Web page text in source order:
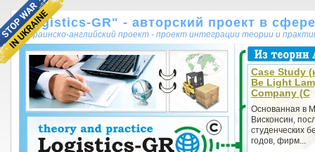
"Logistics-GR" - авторский проект в
украинско-английский проект - проект интеграции теории и
Case Study
Be Light
Company (C
Основанная в
Висконсин,
студенческих
годов, фирм...